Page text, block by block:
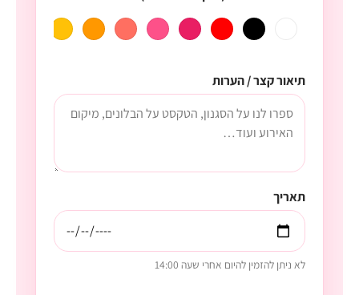
תיאור קצר / הערות
תאריך
לא ניתן להזמין להיום אחרי שעה 14:00